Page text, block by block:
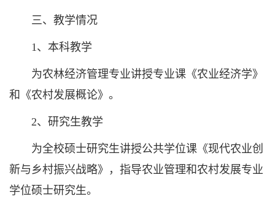
三、教学情况
1、本科教学
为农林经济管理专业讲授专业课《农业经济学》
和《农村发展概论》。
2、研究生教学
为全校硕士研究生讲授公共学位课《现代农业创
新与乡村振兴战略》，指导农业管理和农村发展专业
学位硕士研究生。